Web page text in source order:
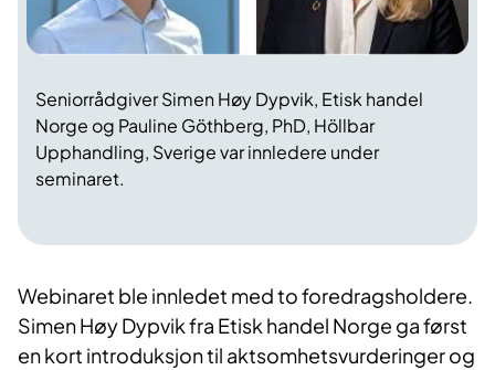
Seniorrådgiver Simen Høy Dypvik, Etisk handel
Norge og Pauline Göthberg, PhD, Höllbar
Upphandling, Sverige var innledere under
seminaret.
Webinaret ble innledet med to foredragsholdere.
Simen Høy Dypvik fra Etisk handel Norge ga først
en kort introduksjon til aktsomhetsvurderinger og